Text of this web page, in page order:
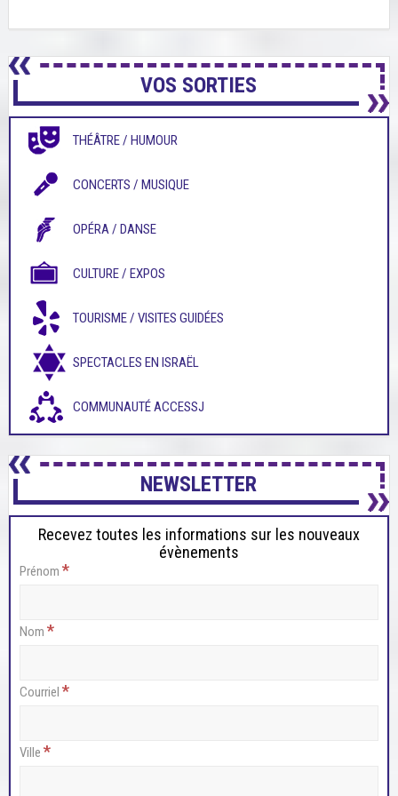
VOS SORTIES
THÉÂTRE / HUMOUR
CONCERTS / MUSIQUE
OPÉRA / DANSE
CULTURE / EXPOS
TOURISME / VISITES GUIDÉES
SPECTACLES EN ISRAËL
COMMUNAUTÉ ACCESSJ
NEWSLETTER
Recevez toutes les informations sur les nouveaux
évènements
Prénom *
Nom *
Courriel *
Ville *